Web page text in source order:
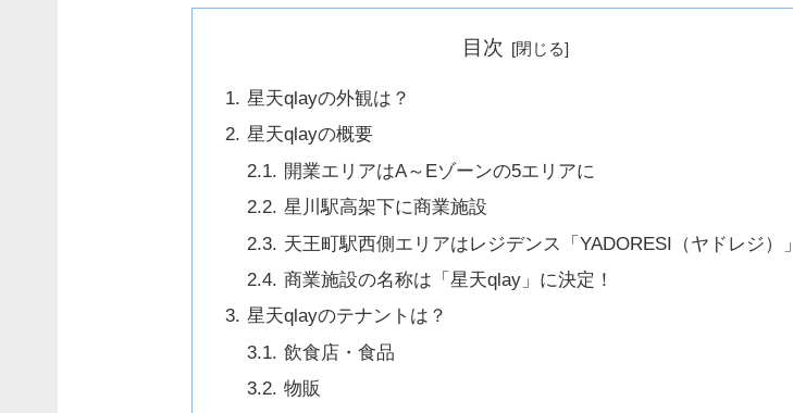
目次
星天qlayの外観は？
星天qlayの概要
開業エリアはA～Eゾーンの5エリアに
星川駅高架下に商業施設
天王町駅西側エリアはレジデンス「YADORESI（ヤドレジ）」
商業施設の名称は「星天qlay」に決定！
星天qlayのテナントは？
飲食店・食品
物販